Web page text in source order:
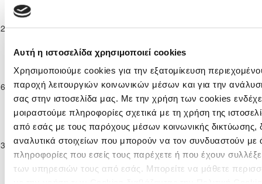
Αυτή η ιστοσελίδα χρησιμοποιεί cookies
Χρησιμοποιούμε cookies για την εξατομίκευση
παροχή λειτουργιών κοινωνικών μέσων και για την
σας στην ιστοσελίδα μας. Με την χρήση των cookies
μοιραστούμε πληροφορίες σχετικά με τη χρήση της
από εσάς με τους παρόχους μέσων κοινωνικής δικτύωσης,
αναλυτικά στοιχείων που μπορούν να τον συνδυαστούν με
πληροφορίες που εσείς τους παρέχετε ή που έχουν
των υπηρεσιών τους από εσάς. Μπορείτε να μάθετε
11-2025
Παίδων
2025/26
0 1 36'
12-2025
Κατηγορία
Παίδων
Κ-14
2025/26
ΑΡΗΣ
ΛΕΜΕΣΟΥ2 3ΑΠΟΕΛ
ΛΕΥΚΩΣΙΑΣ
90'
12-2025
Κατηγορία
Παίδων
Κ-14
2025/26
ΑΠΟΕΛ
ΛΕΥΚΩΣΙΑΣ8 1 ΕΝΩΣΗ ΝΕΩΝ
ΠΑΡΑΛΙΜΝΙΟΥ
90'